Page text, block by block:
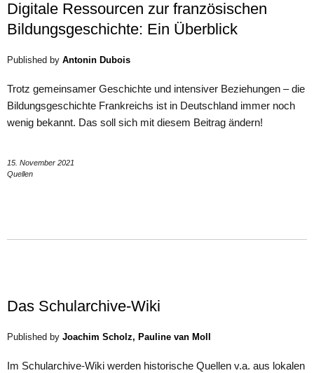
Digitale Ressourcen zur französischen
Bildungsgeschichte: Ein Überblick
Published by Antonin Dubois
Trotz gemeinsamer Geschichte und intensiver Beziehungen – die
Bildungsgeschichte Frankreichs ist in Deutschland immer noch
wenig bekannt. Das soll sich mit diesem Beitrag ändern!
15. November 2021
Quellen
Das Schularchive-Wiki
Published by Joachim Scholz, Pauline van Moll
Im Schularchive-Wiki werden historische Quellen v.a. aus lokalen